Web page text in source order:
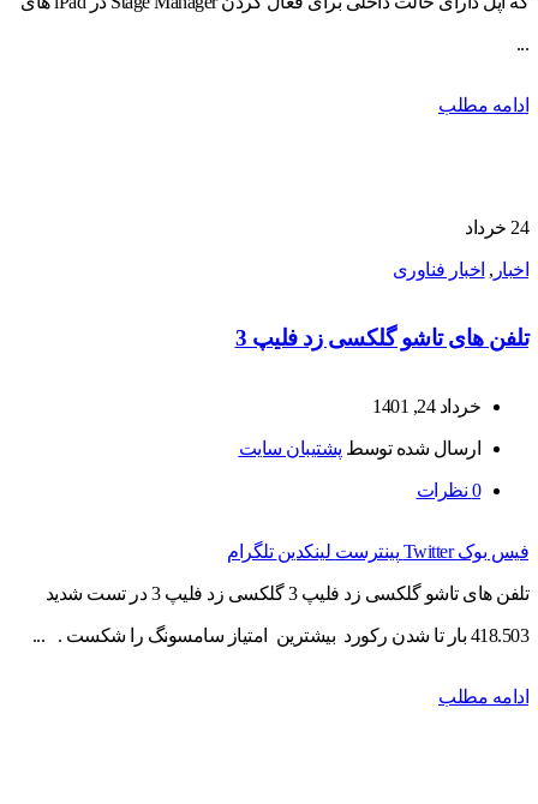
...
ادامه مطلب
24 خرداد
اخبار , اخبار فناوری
تلفن های تاشو گلکسی زد فلیپ 3
خرداد 24, 1401
ارسال شده توسط پشتیبان سایت
0 نظرات
فیس بوک Twitter پینترست لینکدین تلگرام
تلفن های تاشو گلکسی زد فلیپ 3 گلکسی زد فلیپ 3 در تست شدید
418.503 بار تا شدن رکورد بیشترین امتیاز سامسونگ را شکست . ...
ادامه مطلب